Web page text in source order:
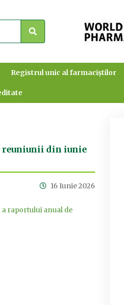
Registrul unic al farmaciștilor
reuniunii din iunie
16 Iunie 2026
a raportului anual de